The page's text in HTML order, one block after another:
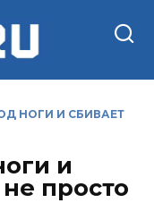
НОГИ И СБИВАЕТ
и
просто